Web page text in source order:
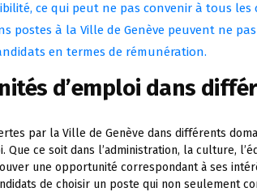
ce qui peut ne pas convenir à tous les
postes à la Ville de Genève peuvent ne
en termes de rémunération.
d’emploi dans
par la Ville de Genève dans différents
ce soit dans l’administration, la culture,
une opportunité correspondant à ses
de choisir un poste qui non seulement